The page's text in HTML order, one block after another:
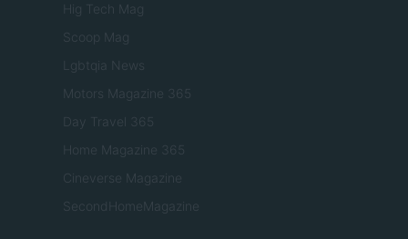
Hig Tech Mag
Scoop Mag
Lgbtqia News
Motors Magazine 365
Day Travel 365
Home Magazine 365
Cineverse Magazine
SecondHomeMagazine